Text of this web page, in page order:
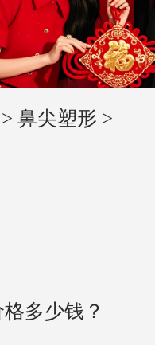
>鼻尖塑形 >
多少钱？